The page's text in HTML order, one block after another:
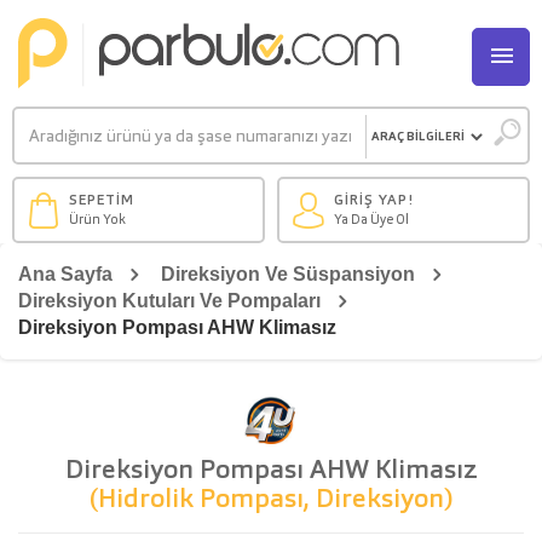
SEPETİM
Ürün Yok
GİRİŞ YAP!
Ya Da Üye Ol
Ana Sayfa
Direksiyon Ve Süspansiyon
Direksiyon Kutuları Ve Pompaları
Direksiyon Pompası AHW Klimasız
Direksiyon Pompası AHW Klimasız
(Hidrolik Pompası, Direksiyon)